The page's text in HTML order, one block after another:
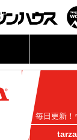
毎日更新！